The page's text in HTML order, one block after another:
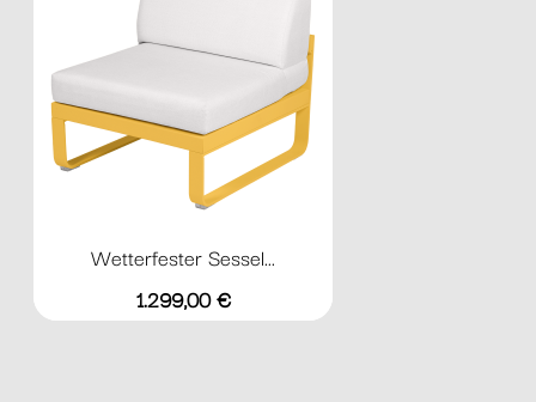
Wetterfester Sessel...
Preis
1.299,00 €